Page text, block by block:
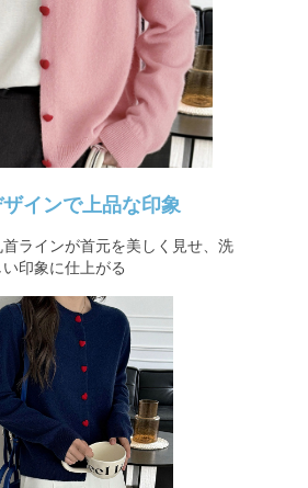
インで上品な印象
ラインが首元を美しく見せ、洗
印象に仕上がる